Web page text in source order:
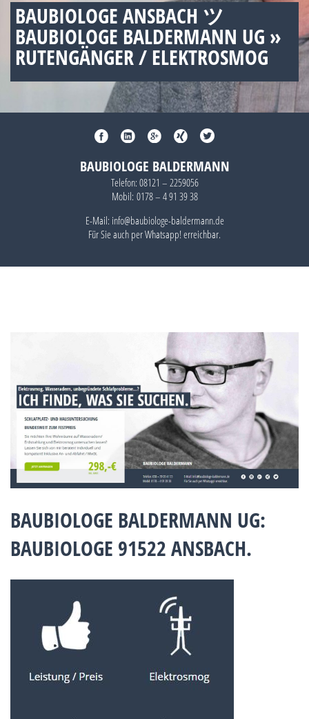
BAUBIOLOGE ANSBACH ツ
BAUBIOLOGE BALDERMANN UG »
RUTENGÄNGER / ELEKTROSMOG
BAUBIOLOGE BALDERMANN
Telefon: 08121 – 2259056
Mobil: 0178 – 4 91 39 38
E-Mail: info@baubiologe-baldermann.de
Für Sie auch perWhatsapp!erreichbar.
BAUBIOLOGE BALDERMANN UG:
BAUBIOLOGE 91522 ANSBACH.